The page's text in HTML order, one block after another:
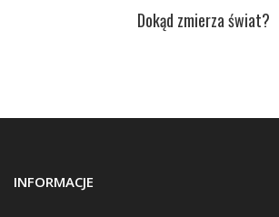
Dokąd zmierza świat?
INFORMACJE